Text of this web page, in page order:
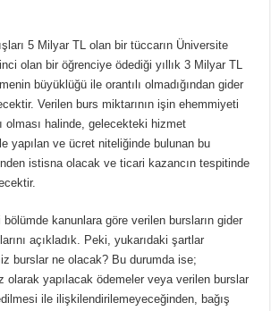
5 Milyar TL olan bir tüccarın Üniversite
olan bir öğrenciye ödediği yıllık 3 Milyar TL
büyüklüğü ile orantılı olmadığından gider
Verilen burs miktarının işin ehemmiyeti
olması halinde, gelecekteki hizmet
yapılan ve ücret niteliğinde bulunan bu
istisna olacak ve ticari kazancın tespitinde
kanunlara göre verilen bursların gider
açıkladık. Peki, yukarıdaki şartlar
burslar ne olacak? Bu durumda ise;
olarak yapılacak ödemeler veya verilen burslar
ile ilişkilendirilemeyeceğinden, bağış